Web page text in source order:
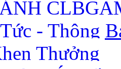
- Thông
Thưởng